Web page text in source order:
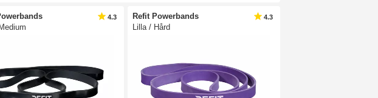
for en god, hård træning, hvis man ønsker det.
perfekt til dig.
hvor du ønsker at trække elastikken over ankler eller håndled - til
er ofte forsynede med håndtag i enderne, og denne type af elstik
4.3
Refit Powerbands
Lilla / Hård
4.3